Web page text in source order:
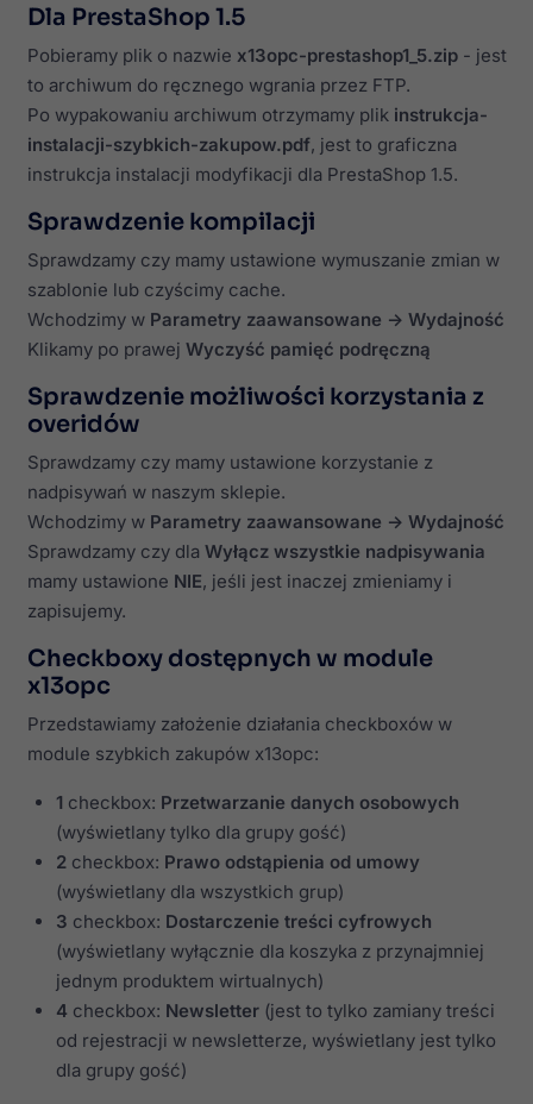
Dla PrestaShop 1.5
Pobieramy plik o nazwie x13opc-prestashop1_5.zip- jest
to archiwum do ręcznego wgrania przez FTP.
Po wypakowaniu archiwum otrzymamy plik instrukcja-
instalacji-szybkich-zakupow.pdf, jest to graficzna
instrukcja instalacji modyfikacji dla PrestaShop 1.5.
Sprawdzenie kompilacji
Sprawdzamy czy mamy ustawione wymuszanie zmian w
szablonie lub czyścimy cache.
Wchodzimy w Parametry zaawansowane -> Wydajność
Klikamy po prawej Wyczyść pamięć podręczną
Sprawdzenie możliwości korzystania z
overidów
Sprawdzamy czy mamy ustawione korzystanie z
nadpisywań w naszym sklepie.
Wchodzimy w Parametry zaawansowane -> Wydajność
Sprawdzamy czy dla Wyłącz wszystkie nadpisywania
mamy ustawione NIE, jeśli jest inaczej zmieniamy i
zapisujemy.
Checkboxy dostępnych w module
x13opc
Przedstawiamy założenie działania checkboxów w
module szybkich zakupów x13opc:
1 checkbox: Przetwarzanie danych osobowych
(wyświetlany tylko dla grupy gość)
2checkbox: Prawo odstąpienia od umowy
(wyświetlany dla wszystkich grup)
3 checkbox: Dostarczenie treści cyfrowych
(wyświetlany wyłącznie dla koszyka z przynajmniej
jednym produktem wirtualnych)
4 checkbox: Newsletter(jest to tylko zamiany treści
od rejestracji w newsletterze, wyświetlany jest tylko
dla grupy gość)